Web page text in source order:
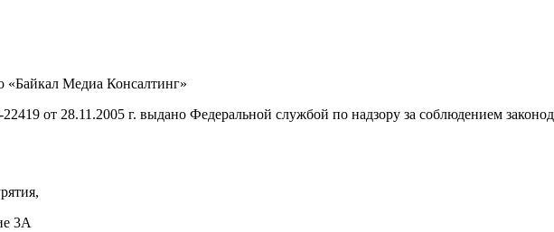
«Байкал Медиа Консалтинг»
от 28.11.2005 г. выдано Федеральной службой по надзору за соблюдением
3А